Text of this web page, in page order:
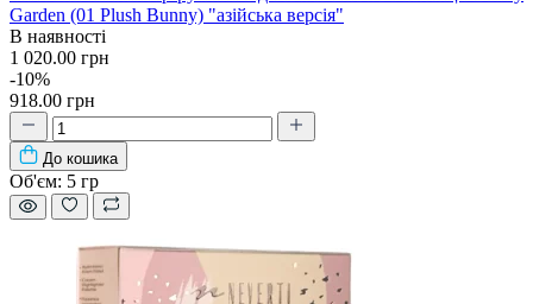
Garden (01 Plush Bunny) "азійська версія"
В наявності
1 020.00 грн
-10%
918.00 грн
До кошика
Об'єм: 5 гр